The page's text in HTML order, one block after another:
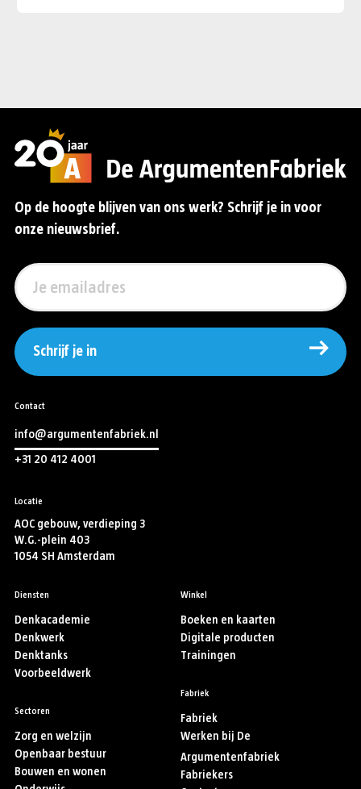
Op de hoogte blijven van ons werk? Schrijf je in voor
onze nieuwsbrief.
Schrijf je in
Contact
info@argumentenfabriek.nl
+31 20 412 4001
Locatie
AOC gebouw, verdieping 3
W.G.-plein 403
1054 SH Amsterdam
Diensten
Denkacademie
Denkwerk
Denktanks
Voorbeeldwerk
Sectoren
Zorg en welzijn
Openbaar bestuur
Bouwen en wonen
Winkel
Boeken en kaarten
Digitale producten
Trainingen
Fabriek
Fabriek
Werken bij De
Argumentenfabriek
Fabriekers